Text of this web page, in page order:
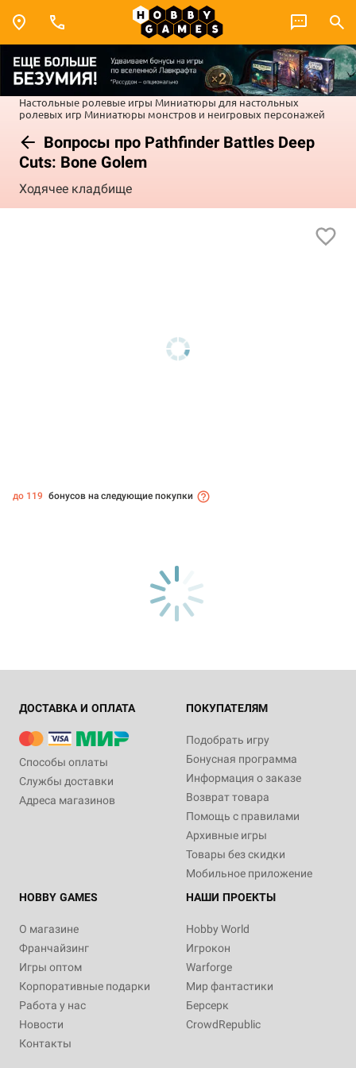
Настольные ролевые игры Миниатюры для настольных
ролевых игр Миниатюры монстров и неигровых персонажей
Вопросы про Pathfinder Battles Deep
Cuts: Bone Golem
Ходячее кладбище
до 119 бонусов на следующие покупки
ДОСТАВКА И ОПЛАТА
Способы оплаты
Службы доставки
Адреса магазинов
ПОКУПАТЕЛЯМ
Подобрать игру
Бонусная программа
Информация о заказе
Возврат товара
Помощь с правилами
Архивные игры
Товары без скидки
Мобильное приложение
HOBBY GAMES
О магазине
Франчайзинг
Игры оптом
Корпоративные подарки
Работа у нас
Новости
Контакты
НАШИ ПРОЕКТЫ
Hobby World
Игрокон
Warforge
Мир фантастики
Берсерк
CrowdRepublic